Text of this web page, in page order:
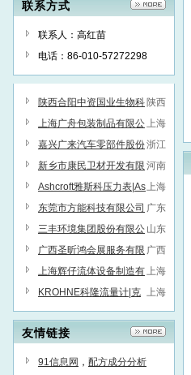
联系方式
联系人：高红苗
电话：86-010-57272298
陕西
陕西合阳中资国业生物科
技有限公司
上海
上海广舟包装制品有限公
司
浙江
嘉兴广来汽车零部件股份
有限公司
河南
新乡市康民卫材开发有限
公司
上海
Ashcroft雅斯科压力表|As
hcroft雅斯科压力开关-原装进
口，现货供应
广东
东莞市方能科技有限公司
山东
三丰环境集团股份有限公
司
广西
广西圣昕鸿会展服务有限
公司
上海
上海辉仔流体设备制造有
限公司
上海
KROHNE科隆流量计|克
罗尼流量计|科隆压力变送器|
科隆液位计
友情链接
91信息网 ， 配方成分分析